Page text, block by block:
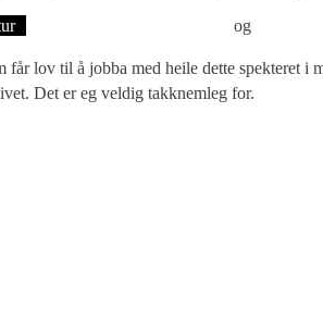
og
får lov til å jobba med heile dette spekteret i
Det er eg veldig takknemleg for.